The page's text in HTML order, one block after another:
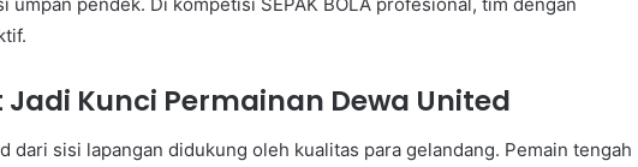
Kunci Permainan Dewa United
dari sisi lapangan didukung oleh kualitas para gelandang. Pemain tengah